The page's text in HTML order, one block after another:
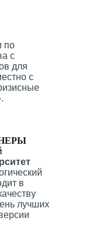
по
с
для
с
в
лучших